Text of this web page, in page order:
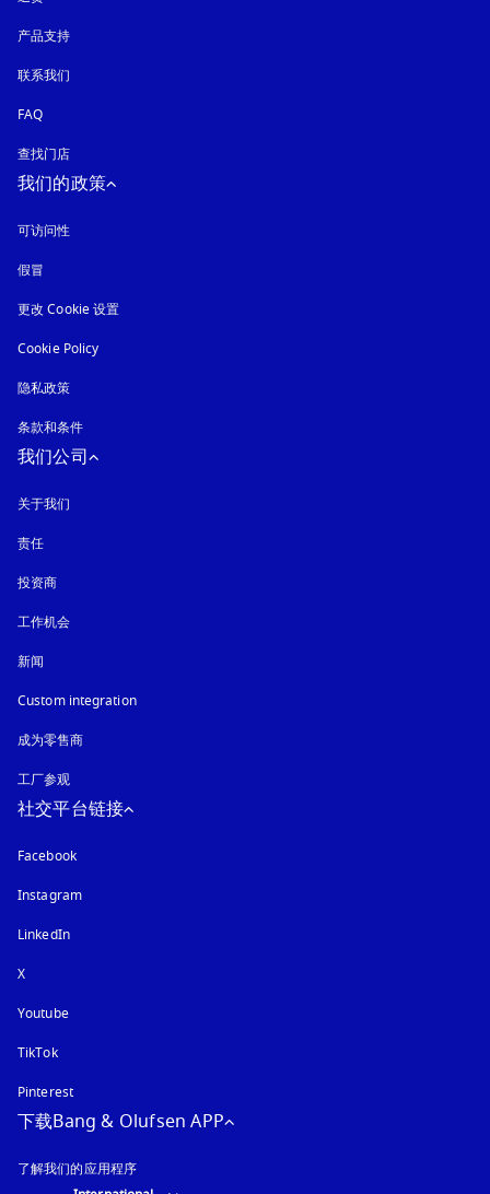
产品支持
联系我们
FAQ
查找门店
我们的政策
可访问性
假冒
更改 Cookie 设置
Cookie Policy
隐私政策
条款和条件
我们公司
关于我们
责任
投资商
工作机会
新闻
Custom integration
成为零售商
工厂参观
社交平台链接
Facebook
Instagram在新选项卡中打开
LinkedIn
X
Youtube在新选项卡中打开
TikTok
Pinterest
下载Bang & Olufsen APP
了解我们的应用程序